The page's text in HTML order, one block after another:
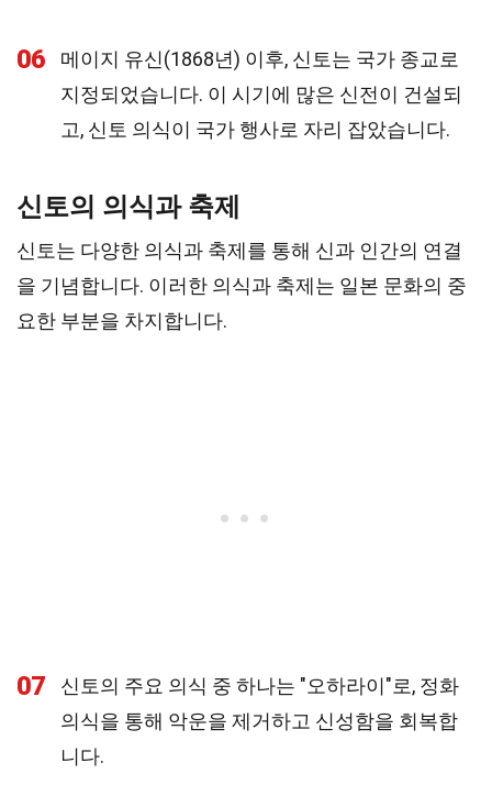
06
메이지 유신(1868년) 이후, 신토는 국가 종교로
지정되었습니다. 이 시기에 많은 신전이 건설되
고, 신토 의식이 국가 행사로 자리 잡았습니다.
신토의 의식과 축제
신토는 다양한 의식과 축제를 통해 신과 인간의 연결
을 기념합니다. 이러한 의식과 축제는 일본 문화의 중
요한 부분을 차지합니다.
07
신토의 주요 의식 중 하나는 "오하라이"로, 정화
의식을 통해 악운을 제거하고 신성함을 회복합
니다.